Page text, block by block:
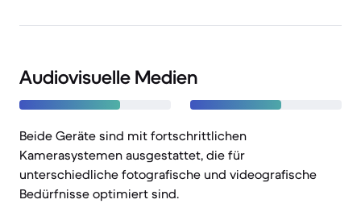
Audiovisuelle Medien
Beide Geräte sind mit fortschrittlichen
Kamerasystemen ausgestattet, die für
unterschiedliche fotografische und videografische
Bedürfnisse optimiert sind.